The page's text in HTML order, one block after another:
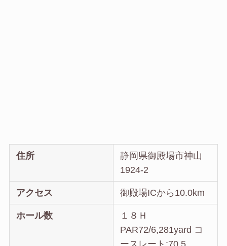
住所
静岡県御殿場市神山
1924-2
アクセス 御殿場ICから10.0km
ホール数
１８Ｈ
PAR72/6,281yard コ
ースレート:70.5